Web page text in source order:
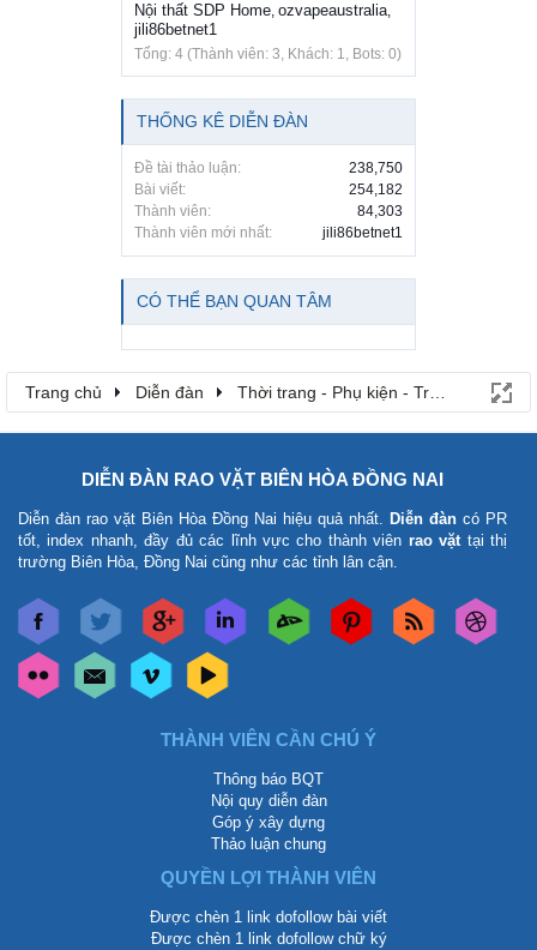
Nội thất SDP Home, ozvapeaustralia,
jili86betnet1
Tổng: 4 (Thành viên: 3, Khách: 1, Bots: 0)
THỐNG KÊ DIỄN ĐÀN
Đề tài thảo luận:
238,750
Bài viết:
254,182
Thành viên:
84,303
Thành viên mới nhất:
jili86betnet1
CÓ THỂ BẠN QUAN TÂM
Trang chủ Diễn đàn Thời trang - Phụ kiện - Trang sức -
DIỄN ĐÀN RAO VẶT BIÊN HÒA ĐỒNG NAI
Diễn đàn rao vặt Biên Hòa Đồng Nai hiệu quả nhất. Diễn đàn có PR
tốt, index nhanh, đầy đủ các lĩnh vực cho thành viên rao vặttại thị
trường Biên Hòa, Đồng Nai cũng như các tỉnh lân cận.
THÀNH VIÊN CẦN CHÚ Ý
Thông báo BQT
Nội quy diễn đàn
Góp ý xây dựng
Thảo luận chung
QUYỀN LỢI THÀNH VIÊN
Được chèn 1 link dofollow bài viết
Được chèn 1 link dofollow chữ ký